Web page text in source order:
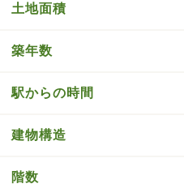
土地面積
築年数
駅からの時間
建物構造
階数